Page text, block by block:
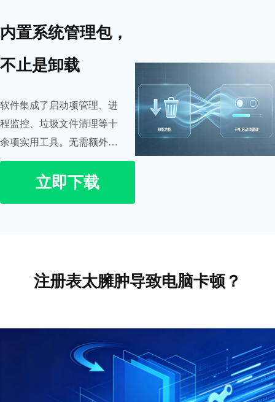
内置系统管理包，
不止是卸载
软件集成了启动项管理、进
程监控、垃圾文件清理等十
余项实用工具。无需额外装
优化软件，一站式搞定系统
运行加速。立即下载
注册表太臃肿导致电脑卡顿？